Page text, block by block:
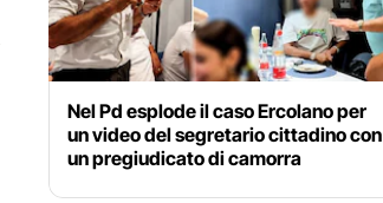
Nel Pd esplode il caso Ercolano per
un video del segretario cittadino con
un pregiudicato di camorra